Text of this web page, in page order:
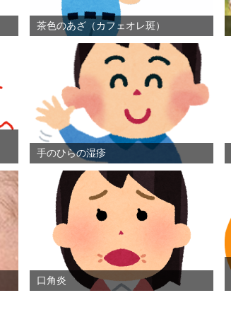
茶色のあざ（カフェオレ斑）
手のひらの湿疹
口角炎